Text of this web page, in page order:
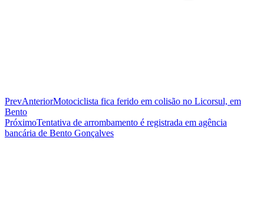
PrevAnteriorMotociclista fica ferido em colisão no Licorsul, em
Bento
PróximoTentativa de arrombamento é registrada em agência
bancária de Bento Gonçalves